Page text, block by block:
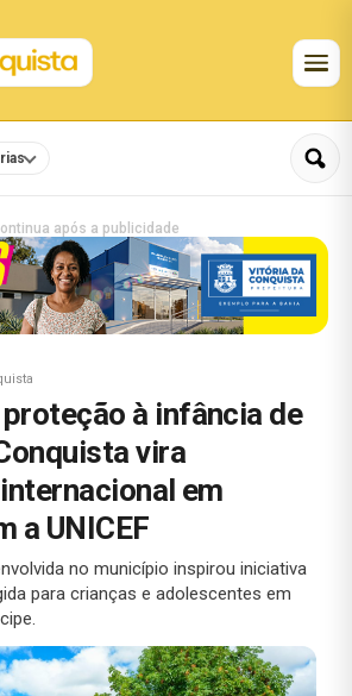
após a publicidade
à infância de
vira
em
a UNICEF
no município inspirou iniciativa
para crianças e adolescentes em